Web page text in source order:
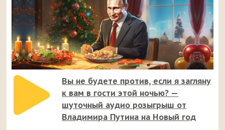
Вы не будете против, если я загляну
к вам в гости этой ночью? —
шуточный аудио розыгрыш от
Владимира Путина на Новый год